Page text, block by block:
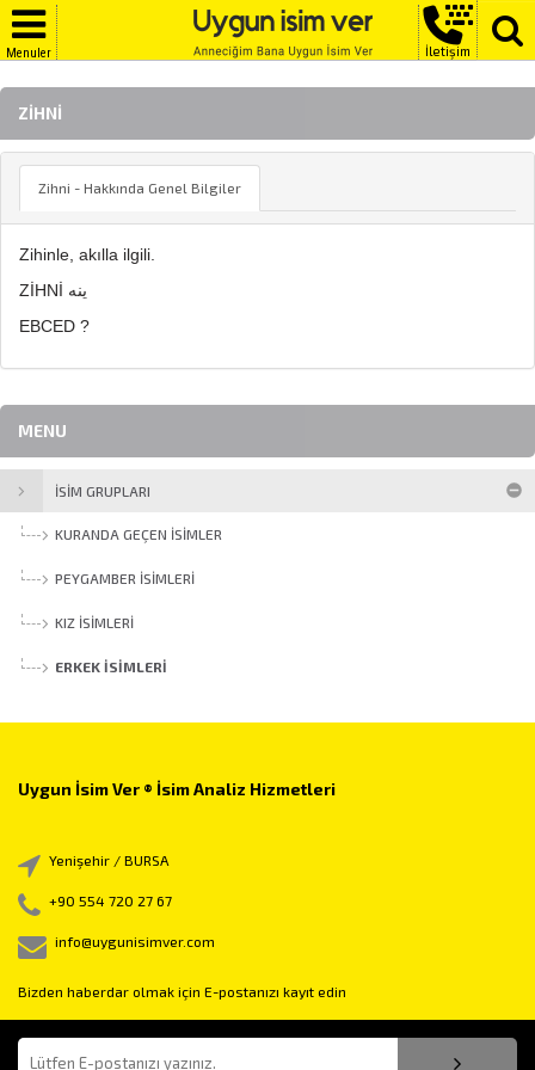
Menuler İletişim
ZIHNI
Zihni - Hakkında Genel Bilgiler
Zihinle, akılla ilgili.
ZİHNİ ينه
EBCED ?
MENU
İSİM GRUPLARI
KURANDA GEÇEN İSIMLER
PEYGAMBER İSIMLERI
KIZ İSIMLERI
ERKEK İSIMLERI
Uygun İsim Ver ® İsim Analiz Hizmetleri
Yenişehir / BURSA
+90 554 720 27 67
info@uygunisimver.com
Bizden haberdar olmak için E-postanızı kayıt edin